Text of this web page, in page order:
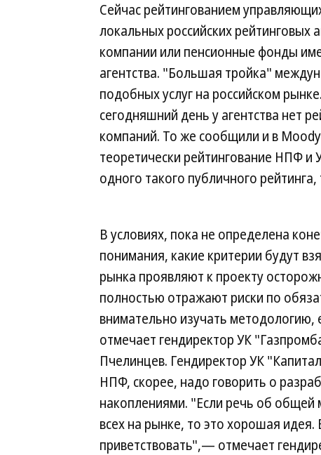
Сейчас рейтингованием
локальных российских
компании или пенсионные фонды
агентства. "Большая тройка"
подобных услуг на российском
сегодняшний день у агентства нет
компаний. То же сообщили и в
теоретически рейтингование НПФ и
одного такого публичного
В условиях, пока не определена
понимания, какие критерии будут
рынка проявляют к проекту
полностью отражают риски по
внимательно изучать
отмечает гендиректор УК
Пчелинцев. Гендиректор УК
НПФ, скорее, надо говорить о
накоплениями. "Если речь об общей
всех на рынке, то это хорошая
приветствовать",— отмечает